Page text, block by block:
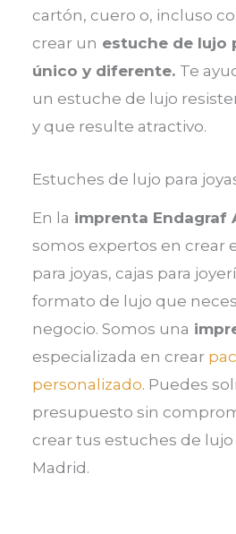
cartón, cuero o, incluso
crear un estuche de lujo
único y diferente. Te
un estuche de lujo
y que resulte atractivo.
Estuches de lujo para
En la imprenta Endagraf
somos expertos en crear
para joyas, cajas para
formato de lujo que
negocio. Somos una
especializada en crear
personalizado. Puedes
presupuesto sin
crear tus estuches de lujo
Madrid.